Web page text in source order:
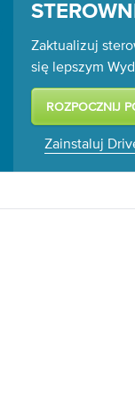
Zaktualizuj
się lepszym
Zainstaluj